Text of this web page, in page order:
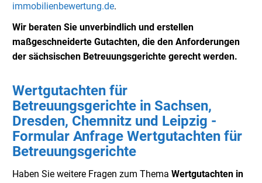
immobilienbewertung.de.
Wir beraten Sie unverbindlich und erstellen
maßgeschneiderte Gutachten, die den Anforderungen
der sächsischen Betreuungsgerichte gerecht werden.
Wertgutachten für
Betreuungsgerichte in Sachsen,
Dresden, Chemnitz und Leipzig -
Formular Anfrage Wertgutachten für
Betreuungsgerichte
Haben Sie weitere Fragen zum Thema Wertgutachten in